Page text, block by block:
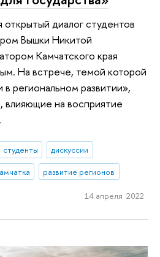
диалог студентов
Вышки Никитой
Камчатского края
На встрече, темой которой
региональном развитии»,
влияющие на восприятие
студенты
дискуссии
развитие регионов
14 апреля 2022